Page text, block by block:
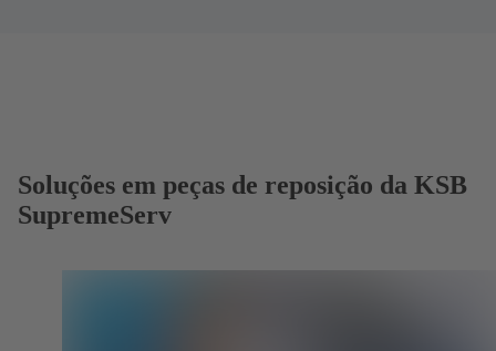
Soluções em peças de reposição da KSB
SupremeServ